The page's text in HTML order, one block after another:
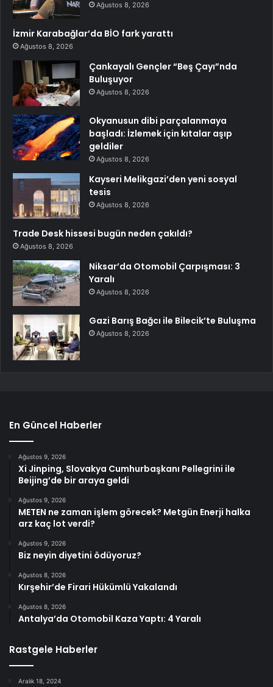
Ağustos 8, 2026
İzmir Karabağlar’da BİO fark yarattı
Ağustos 8, 2026
Çankayalı Gençler “Beş Çayı”nda
Buluşuyor
Ağustos 8, 2026
Okyanusun dibi parçalanmaya
başladı: İzlemek için kıtalar aşıp
geldiler
Ağustos 8, 2026
Kayseri Melikgazi’den yeni sosyal
tesis
Ağustos 8, 2026
Trade Desk hissesi bugün neden çakıldı?
Ağustos 8, 2026
Niksar’da Otomobil Çarpışması: 3
Yaralı
Ağustos 8, 2026
Gazi Barış Bağcı ile Bilecik’te Buluşma
Ağustos 8, 2026
En Güncel Haberler
Ağustos 9, 2026
Xi Jinping, Slovakya Cumhurbaşkanı Pellegrini ile
Beijing’de bir araya geldi
Ağustos 9, 2026
METEN ne zaman işlem görecek? Metgün Enerji halka
arz kaç lot verdi?
Ağustos 9, 2026
Biz neyin diyetini ödüyoruz?
Ağustos 8, 2026
Kırşehir’de Firari Hükümlü Yakalandı
Ağustos 8, 2026
Antalya’da Otomobil Kaza Yaptı: 4 Yaralı
Rastgele Haberler
Aralık 18, 2024